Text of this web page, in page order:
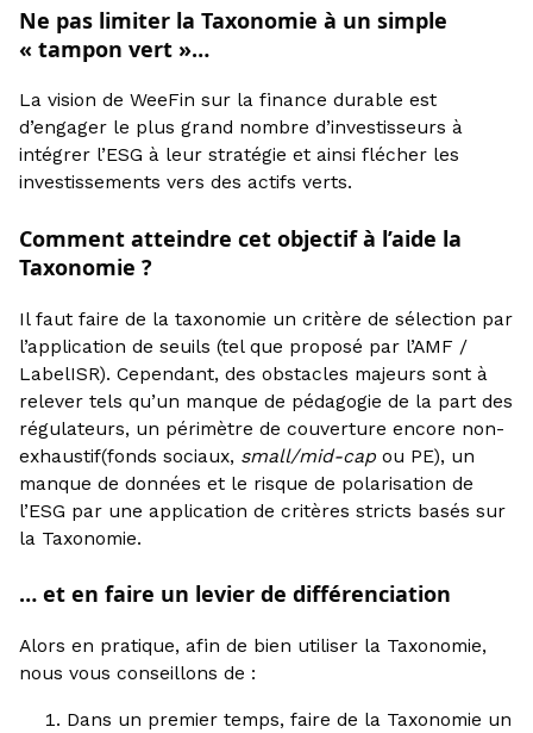
Ne pas limiter la Taxonomie à un simple
« tampon vert »…
La vision de WeeFin sur la finance durable est
d’engager le plus grand nombre d’investisseurs à
intégrer l’ESG à leur stratégie et ainsi flécher les
investissements vers des actifs verts.
Comment atteindre cet objectif à l’aide la
Taxonomie ?
Il faut faire de la taxonomie un critère de sélection par
l’application de seuils (tel que proposé par l’AMF /
LabelISR). Cependant, des obstacles majeurs sont à
relever tels qu’un manque de pédagogie de la part des
régulateurs, un périmètre de couverture encore non-
exhaustif(fonds sociaux, small/mid-capou PE), un
manque de données et le risque de polarisation de
l’ESG par une application de critères stricts basés sur
la Taxonomie.
… et en faire un levier de différenciation
Alors en pratique, afin de bien utiliser la Taxonomie,
nous vous conseillons de :
Dans un premier temps, faire de la Taxonomie un